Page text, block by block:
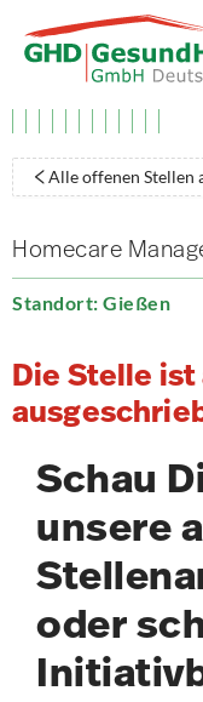
Alle offenen Stellen
Homecare
Standort: Gießen
Die Stelle
Schau
unsere
oder